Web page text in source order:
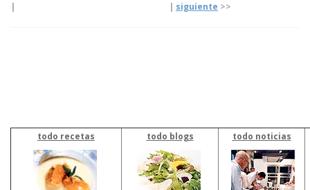
| | siguiente >>
todo recetas todo blogs todo noticias